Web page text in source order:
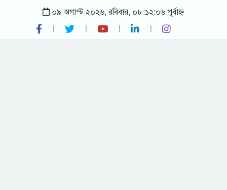
০৯ অগাস্ট ২০২৬, রবিবার, ০৮:১২:০৬ পূর্বাহ্ন